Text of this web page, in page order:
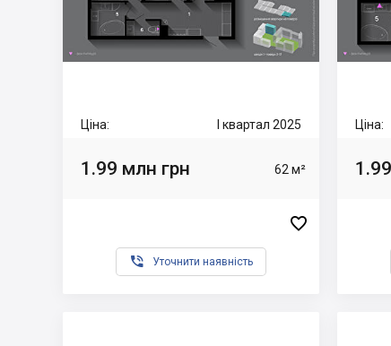
Ціна: I квартал 2025
1.99 млн грн 62 м²

 Уточнити наявність
Ціна: